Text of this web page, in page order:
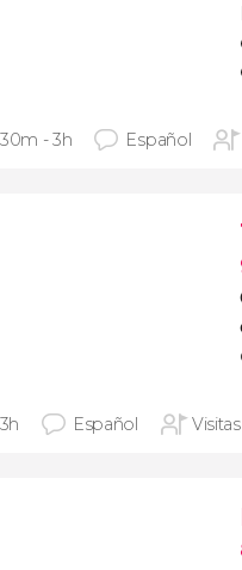
- 3h Español
Español